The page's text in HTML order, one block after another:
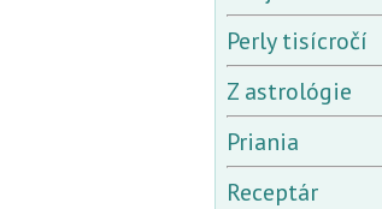
Perly tisícročí
Z astrológie
Priania
Receptár